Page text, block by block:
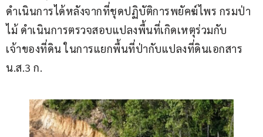
ดำเนินการได้หลังจากที่ชุดปฏิบัติการพยัคฆ์ไพร กรมป่า
ไม้ ดำเนินการตรวจสอบแปลงพื้นที่เกิดเหตุร่วมกับ
เจ้าของที่ดิน ในการแยกพื้นที่ป่ากับแปลงที่ดินเอกสาร
น.ส.3 ก.